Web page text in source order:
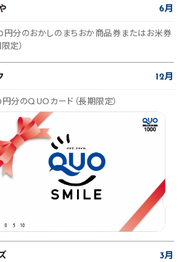
6月
分のおかしのまちおか商品券またはお米券
限定）
12月
円分のQUOカード（長期限定）
3月